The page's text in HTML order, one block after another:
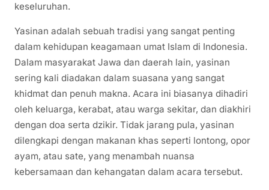
keseluruhan.
Yasinan adalah sebuah tradisi yang sangat penting
dalam kehidupan keagamaan umat Islam di Indonesia.
Dalam masyarakat Jawa dan daerah lain, yasinan
sering kali diadakan dalam suasana yang sangat
khidmat dan penuh makna. Acara ini biasanya dihadiri
oleh keluarga, kerabat, atau warga sekitar, dan diakhiri
dengan doa serta dzikir. Tidak jarang pula, yasinan
dilengkapi dengan makanan khas seperti lontong, opor
ayam, atau sate, yang menambah nuansa
kebersamaan dan kehangatan dalam acara tersebut.